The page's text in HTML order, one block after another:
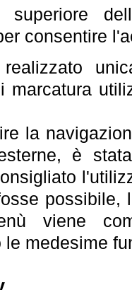
superiore
consentire
marcatura
la
è
possibile,
viene
le medesime